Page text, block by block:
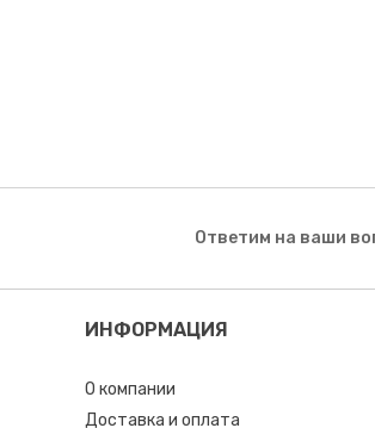
Ответим на ваши
ИНФОРМАЦИЯ
О компании
Доставка и оплата